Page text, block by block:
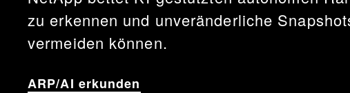
zu erkennen und unveränderliche
vermeiden können.
ARP/AI erkunden